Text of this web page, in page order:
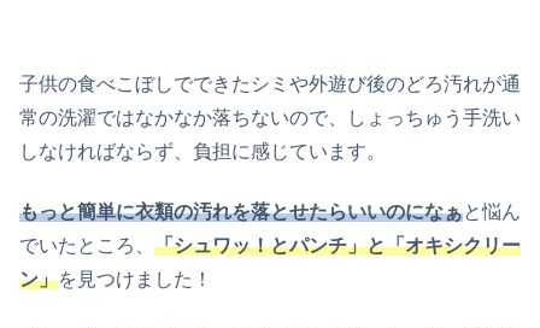
子供の食べこぼしでできたシミや外遊び後のどろ汚れが通
常の洗濯ではなかなか落ちないので、しょっちゅう手洗い
しなければならず、負担に感じています。
もっと簡単に衣類の汚れを落とせたらいいのになぁと悩ん
でいたところ、 「シュワッ！とパンチ」と「オキシクリー
ン」を見つけました！